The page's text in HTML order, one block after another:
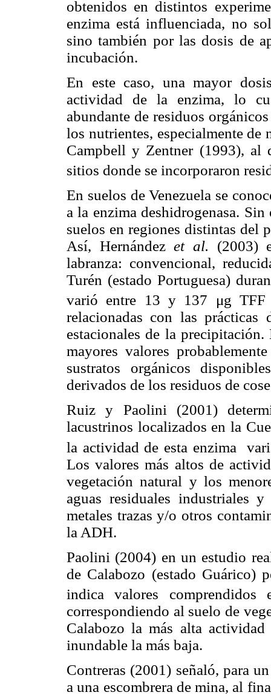
obtenidos en distintos
enzima está influenciada, no
sino también por las dosis de
incubación.
En este caso, una mayor
actividad de la enzima, lo
abundante de residuos
los nutrientes, especialmente
Campbell y Zentner (1993), al
sitios donde se incorporaron
En suelos de Venezuela se
a la enzima deshidrogenasa.
suelos en regiones distintas del
Así, Hernándezet al. (2003)
labranza: convencional,
Turén (estado Portuguesa)
varió entre 13 y 137 μg TFF
relacionadas con las
estacionales de la
mayores valores
sustratos orgánicos
derivados de los residuos de
Ruiz y Paolini (2001)
lacustrinos localizados en la
la actividad de esta enzima
Los valores más altos de
vegetación natural y los
aguas residuales industriales
metales trazas y/o otros
la ADH.
Paolini (2004) en un estudio
de Calabozo (estado Guárico)
indica valores
correspondiendo al suelo de
Calabozo la más alta
inundable la más baja.
Contreras (2001) señaló, para
a una escombrera de mina, al